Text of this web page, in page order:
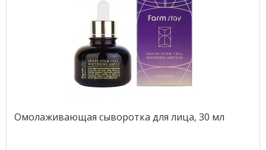
Омолаживающая сыворотка для лица, 30 мл